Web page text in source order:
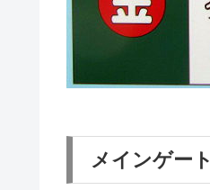
メインゲート